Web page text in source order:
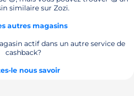
similaire sur Zozi.
autres magasins
actif dans un autre service de
cashback?
le nous savoir